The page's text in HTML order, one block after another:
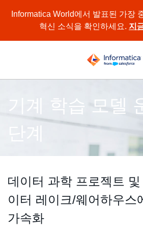
Informatica World에서 발표된 가장
혁신 소식을 확인하세요. 지
기계 학습 모델
단계
데이터 과학 프로젝트 및
이터 레이크/웨어하우스
가속화